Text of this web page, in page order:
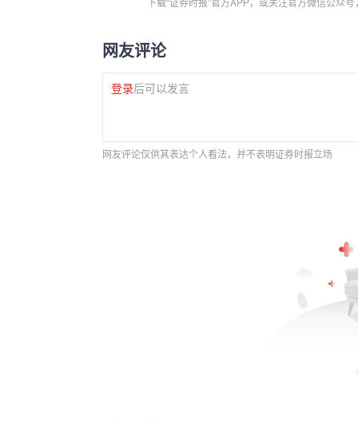
网友评论
登录后可以发言
网友评论仅供其表达个人看法，并不表明证券时报立场